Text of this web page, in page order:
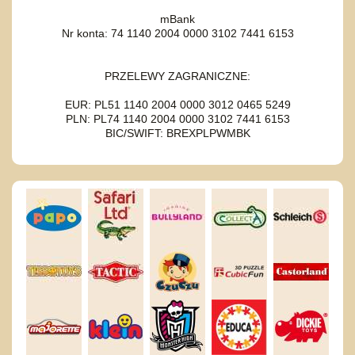
mBank
Nr konta: 74 1140 2004 0000 3102 7441 6153
PRZELEWY ZAGRANICZNE:
EUR: PL51 1140 2004 0000 3012 0465 5249
PLN: PL74 1140 2004 0000 3102 7441 6153
BIC/SWIFT: BREXPLPWMBK